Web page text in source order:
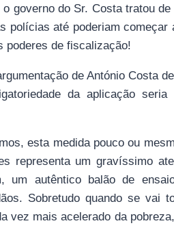
governo do Sr. Costa tratou
polícias até poderiam começar
poderes de fiscalização!
de António Costa
da aplicação seria
esta medida pouco ou
representa um gravíssimo
um autêntico balão de
Sobretudo quando se vai
vez mais acelerado da